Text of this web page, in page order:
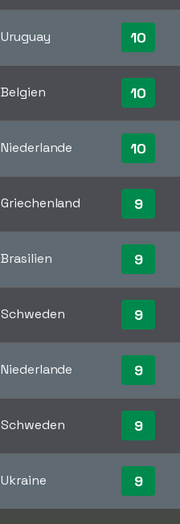
Uruguay 10
Belgien 10
Niederlande 10
Griechenland 9
Brasilien 9
Schweden 9
Niederlande 9
Schweden 9
Ukraine 9